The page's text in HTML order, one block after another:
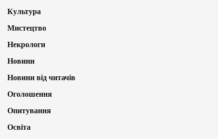
Культура
Мистецтво
Некрологи
Новини
Новини від читачів
Оголошення
Опитування
Освіта